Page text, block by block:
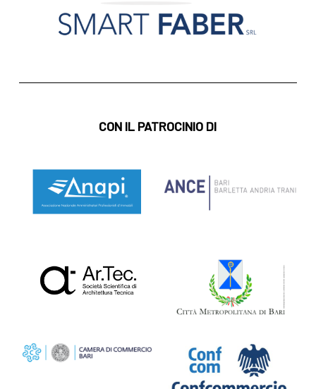
CON IL PATROCINIO DI